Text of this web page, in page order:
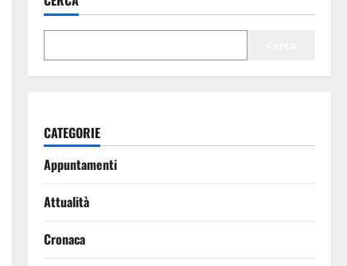
CATEGORIE
Appuntamenti
Attualità
Cronaca